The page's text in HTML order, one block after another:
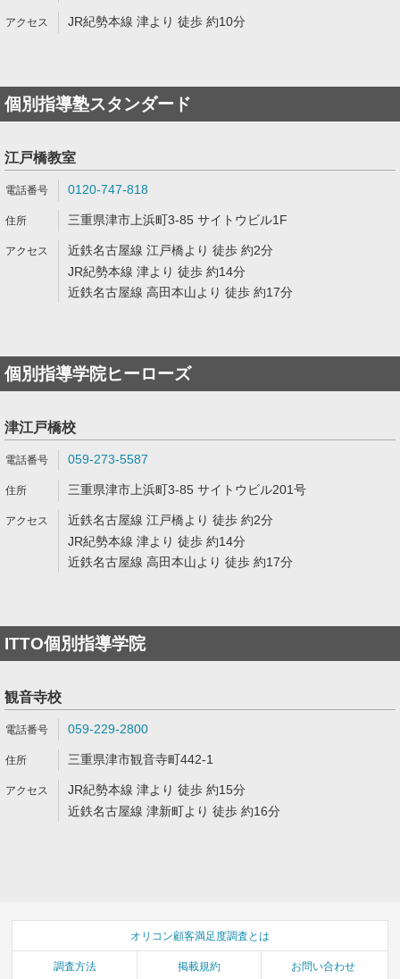
JR紀勢本線 津より 徒歩 約10分
個別指導塾スタンダード
江戸橋教室
0120-747-818
三重県津市上浜町3-85 サイトウビル1F
近鉄名古屋線 江戸橋より 徒歩 約2分
JR紀勢本線 津より 徒歩 約14分
近鉄名古屋線 高田本山より 徒歩 約17分
個別指導学院ヒーローズ
津江戸橋校
059-273-5587
三重県津市上浜町3-85 サイトウビル201号
近鉄名古屋線 江戸橋より 徒歩 約2分
JR紀勢本線 津より 徒歩 約14分
近鉄名古屋線 高田本山より 徒歩 約17分
ITTO個別指導学院
観音寺校
059-229-2800
三重県津市観音寺町442-1
JR紀勢本線 津より 徒歩 約15分
近鉄名古屋線 津新町より 徒歩 約16分
オリコン顧客満足度調査とは
調査方法 掲載規約 お問い合わせ